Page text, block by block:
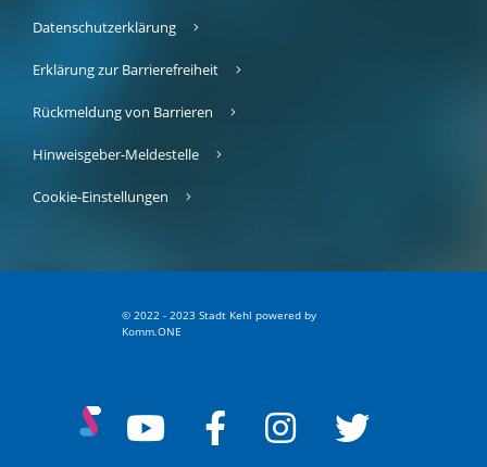
Datenschutzerklärung
Erklärung zur Barrierefreiheit
Rückmeldung von Barrieren
Hinweisgeber-Meldestelle
Cookie-Einstellungen
© 2022 - 2023 Stadt Kehl powered by
Komm.ONE